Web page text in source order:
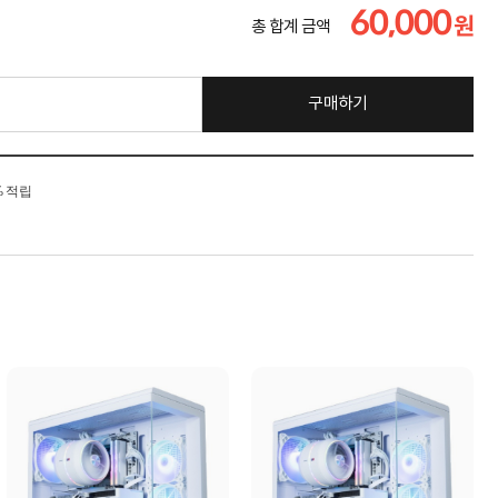
총 합계 금액 60,000원
구매하기
적립